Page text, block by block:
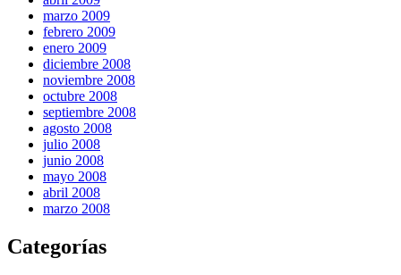
marzo 2009
febrero 2009
enero 2009
diciembre 2008
noviembre 2008
octubre 2008
septiembre 2008
agosto 2008
julio 2008
junio 2008
mayo 2008
abril 2008
marzo 2008
Categorías